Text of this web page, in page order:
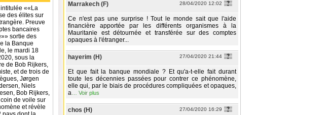
intitulée ««La
des élites sur
Preuve
bancaires
sortie des
la Banque
le mardi 18
sous la
de Bob Rijkers,
et de trois de
Jørgen
Niels
Bob Rijkers,
coin de voile sur
et révèle
Marrakech (F) 28/04/2020 12:02
Ce n'est pas une surprise ! Tout le monde sait que l'aide
financière apportée par les différents organismes à la
Mauritanie est détournée et transférée sur des comptes
opaques à l'étranger...
hayerim (H) 27/04/2020 21:44
Et que fait la banque mondiale ? Et qu'a-t-elle fait durant
toute les décennies passées pour contrer ce phénomène,
elle qui, par le biais de procédures compliquées et opaques,
a
Voir plus
chos (H) 27/04/2020 16:29